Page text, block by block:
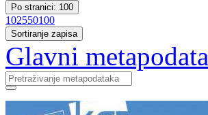
Po stranici: 100
102550100
Sortiranje zapisa
Glavni